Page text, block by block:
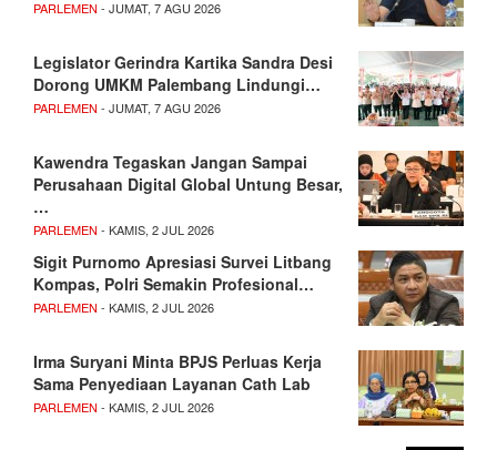
PARLEMEN - JUMAT, 7 AGU 2026
Legislator Gerindra Kartika Sandra Desi
Dorong UMKM Palembang Lindungi…
PARLEMEN - JUMAT, 7 AGU 2026
Kawendra Tegaskan Jangan Sampai
Perusahaan Digital Global Untung Besar,
…
PARLEMEN - KAMIS, 2 JUL 2026
Sigit Purnomo Apresiasi Survei Litbang
Kompas, Polri Semakin Profesional…
PARLEMEN - KAMIS, 2 JUL 2026
Irma Suryani Minta BPJS Perluas Kerja
Sama Penyediaan Layanan Cath Lab
PARLEMEN - KAMIS, 2 JUL 2026